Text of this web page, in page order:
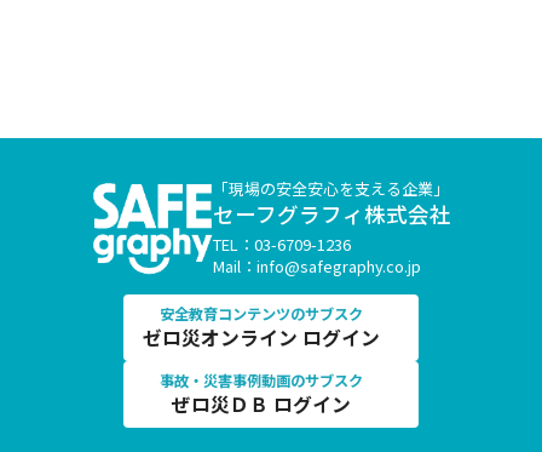
「現場の安全安心を支える企業」
セーフグラフィ株式会社
TEL：03-6709-1236
Mail：info@safegraphy.co.jp
安全教育コンテンツのサブスク
ゼロ災オンライン ログイン
事故・災害事例動画のサブスク
ぜロ災ＤＢ ログイン